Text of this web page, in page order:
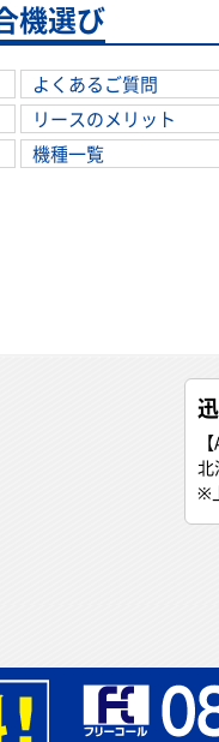
機選び
よくあるご質問
リースのメリット
機種一覧
北
※